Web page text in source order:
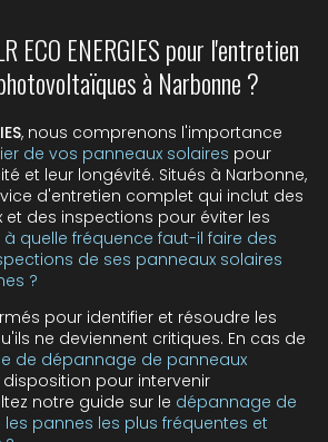
ECO ENERGIES pour l'entretien
à Narbonne ?
, nous comprenons l'importance
de vos panneaux solaires pour
et leur longévité. Situés à Narbonne,
d'entretien complet qui inclut des
et des inspections pour éviter les
à quelle fréquence faut-il faire des
de ses panneaux solaires
?
pour identifier et résoudre les
ne deviennent critiques. En cas de
de dépannage de panneaux
pour intervenir
notre guide sur le dépannage de
pannes les plus fréquentes et